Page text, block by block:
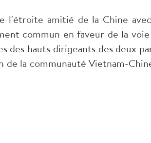
l'étroite amitié de la Chine
commun en faveur de la voie
des hauts dirigeants des deux
de la communauté Vietnam-